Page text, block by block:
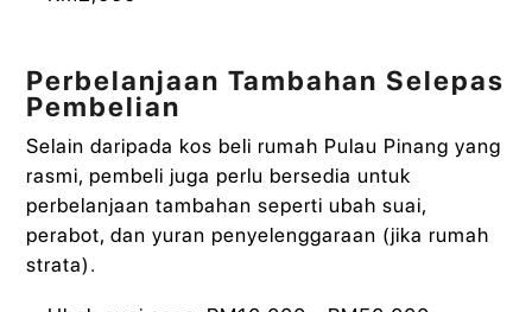
Perbelanjaan Tambahan Selepas
Pembelian
Selain daripada kos beli rumah Pulau Pinang yang
rasmi, pembeli juga perlu bersedia untuk
perbelanjaan tambahan seperti ubah suai,
perabot, dan yuran penyelenggaraan (jika rumah
strata).